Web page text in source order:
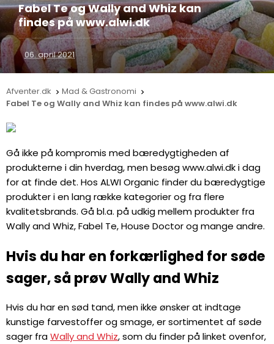
Fabel Te og Wally and Whiz kan
findes på www.alwi.dk
06. april 2021
Afventer.dk  Mad & Gastronomi 
Fabel Te og Wally and Whiz kan findes på www.alwi.dk
Gå ikke på kompromis med bæredygtigheden af
produkterne i din hverdag, men besøg www.alwi.dk i dag
for at finde det. Hos ALWI Organic finder du bæredygtige
produkter i en lang række kategorier og fra flere
kvalitetsbrands. Gå bl.a. på udkig mellem produkter fra
Wally and Whiz, Fabel Te, House Doctor og mange andre.
Hvis du har en forkærlighed for søde
sager, så prøv Wally and Whiz
Hvis du har en sød tand, men ikke ønsker at indtage
kunstige farvestoffer og smage, er sortimentet af søde
sager fraWally and Whiz, som du finder på linket ovenfor,